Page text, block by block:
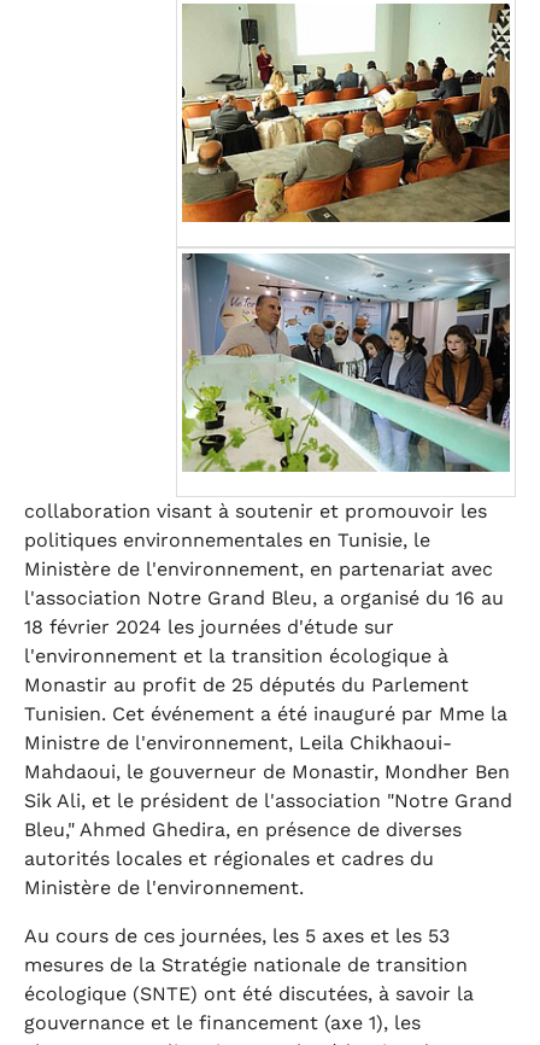
collaboration visant à soutenir et promouvoir les
politiques environnementales en Tunisie, le
Ministère de l'environnement, en partenariat avec
l'association Notre Grand Bleu, a organisé du 16 au
18 février 2024 les journées d'étude sur
l'environnement et la transition écologique à
Monastir au profit de 25 députés du Parlement
Tunisien. Cet événement a été inauguré par Mme la
Ministre de l'environnement, Leila Chikhaoui-
Mahdaoui, le gouverneur de Monastir, Mondher Ben
Sik Ali, et le président de l'association "Notre Grand
Bleu," Ahmed Ghedira, en présence de diverses
autorités locales et régionales et cadres du
Ministère de l'environnement.
Au cours de ces journées, les 5 axes et les 53
mesures de la Stratégie nationale de transition
écologique (SNTE) ont été discutées, à savoir la
gouvernance et le financement (axe 1), les